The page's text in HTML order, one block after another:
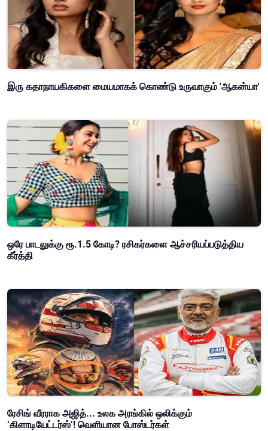
இரு கதாநாயகிகளை மையமாகக் கொண்டு உருவாகும் 'ஆகன்யா'
ஒரே பாடலுக்கு ரூ.1.5 கோடி? ரசிகர்களை ஆச்சரியப்படுத்திய
கீர்த்தி
ரேசிங் வீரராக அஜித்... உலக அரங்கில் ஒலிக்கும்
‘கிளாடியேட்டர்ஸ்’! வெளியான போஸ்டர்கள்